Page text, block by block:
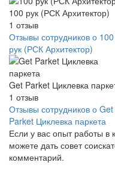
100 рук (РСК Архитектор)
1 отзыв
Отзывы сотрудников о 100
рук (РСК Архитектор)
Get Parket Циклевка
1 отзыв
Отзывы сотрудников о Get
Parket Циклевка паркета
Если у вас опыт работы
можете дать совет
комментарий.